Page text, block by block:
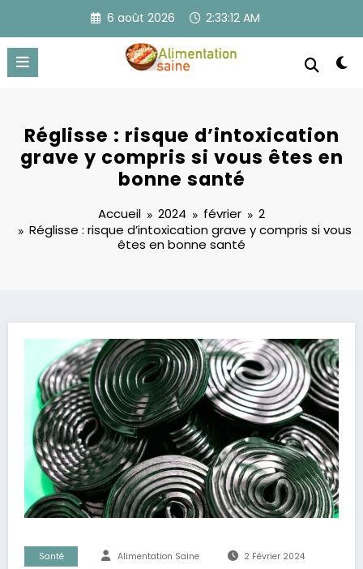
contenu
6 août 2026 2:33:12 AM
Réglisse : risque d’intoxication
grave y compris si vous êtes en
bonne santé
Accueil 2024 février
2
Réglisse : risque d’intoxication grave y compris si vous
êtes en bonne santé
Santé Alimentation Saine 2 Février 2024